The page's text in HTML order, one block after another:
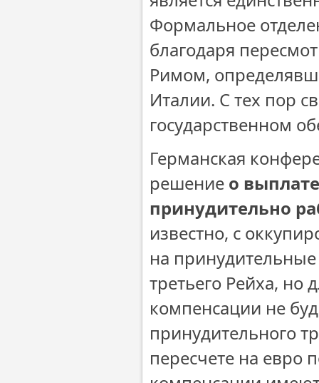
Формальное
благодаря
Римом,
Италии. С тех пор
государственном
Германская
решение о
принудительно
известно, с
на
третьего Рейха, но
компенсации не
принудительного
пересчете на евро